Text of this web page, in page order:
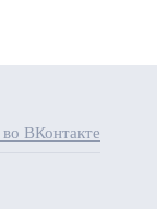
ВКонтакте